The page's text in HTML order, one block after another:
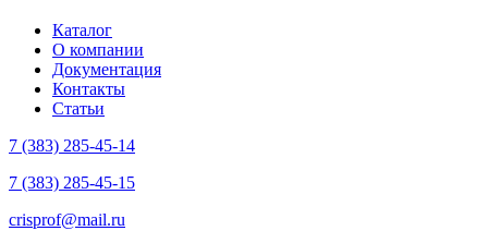
Каталог
О компании
Документация
Контакты
Статьи
7 (383) 285-45-14
7 (383) 285-45-15
crisprof@mail.ru